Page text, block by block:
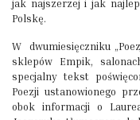
jak najszerzej i jak
Polskę.
W dwumiesięczniku
sklepów Empik,
specjalny tekst
Poezji ustanowionego
obok informacji o